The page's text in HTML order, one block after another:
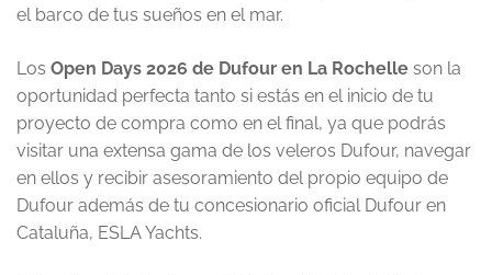
el barco de tus sueños en el mar.
Los Open Days 2026 de Dufour en La Rochelle son la
oportunidad perfecta tanto si estás en el inicio de tu
proyecto de compra como en el final, ya que podrás
visitar una extensa gama de los veleros Dufour, navegar
en ellos y recibir asesoramiento del propio equipo de
Dufour además de tu concesionario oficial Dufour en
Cataluña, ESLA Yachts.